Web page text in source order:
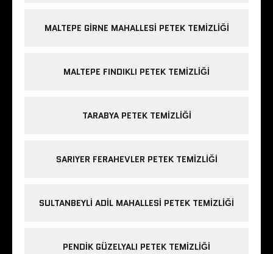
MALTEPE GIRNE MAHALLESI PETEK TEMIZLIĞI
MALTEPE FINDIKLI PETEK TEMIZLIĞI
TARABYA PETEK TEMIZLIĞI
SARIYER FERAHEVLER PETEK TEMIZLIĞI
SULTANBEYLI ADIL MAHALLESI PETEK TEMIZLIĞI
PENDIK GÜZELYALI PETEK TEMIZLIĞI